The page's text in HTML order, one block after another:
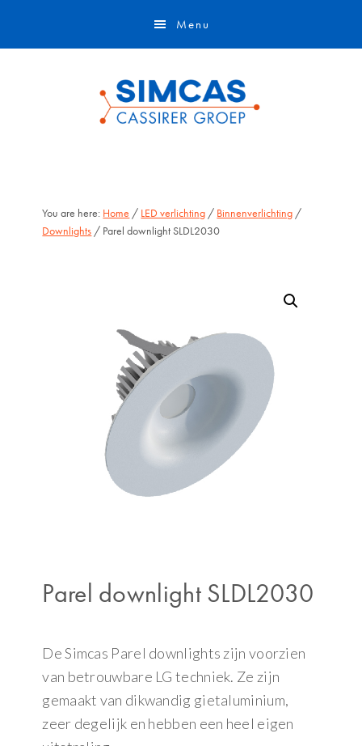
Menu
You are here: Home / LED verlichting / Binnenverlichting /
Downlights / Parel downlight SLDL2030
Parel downlight SLDL2030
De Simcas Parel downlights zijn voorzien
van betrouwbare LG techniek. Ze zijn
gemaakt van dikwandig gietaluminium,
zeer degelijk en hebben een heel eigen